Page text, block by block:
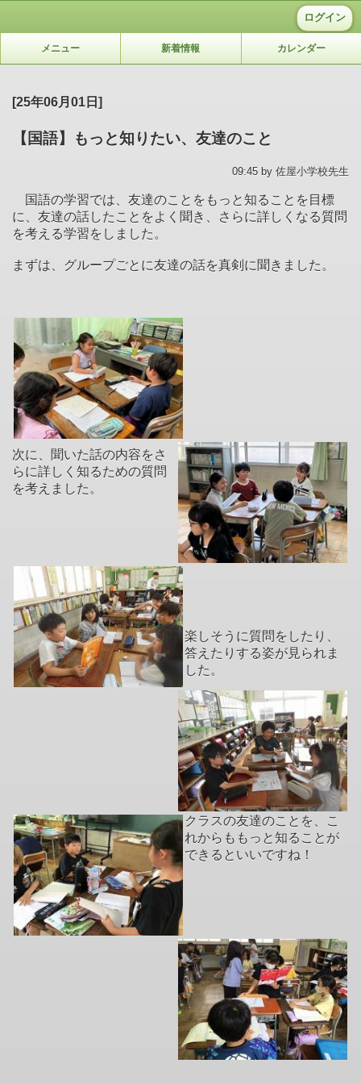
ログイン
メニュー 新着情報 カレンダー
[25年06月01日]
【国語】もっと知りたい、友達のこと
09:45 by 佐屋小学校先生
国語の学習では、友達のことをもっと知ることを目標
に、友達の話したことをよく聞き、さらに詳しくなる質問
を考える学習をしました。
まずは、グループごとに友達の話を真剣に聞きました。
次に、聞いた話の内容をさ
らに詳しく知るための質問
を考えました。
楽しそうに質問をしたり、
答えたりする姿が見られま
した。
クラスの友達のことを、こ
れからももっと知ることが
できるといいですね！